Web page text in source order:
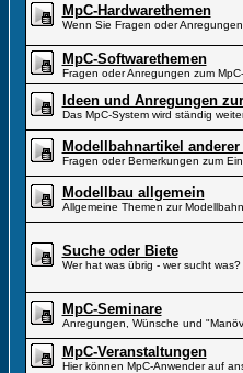
MpC-Hardwarethemen
Wenn Sie Fragen oder
MpC-Softwarethemen
Fragen oder Anregungen zum
Ideen und Anregungen
Das MpC-System wird ständig
Modellbahnartikel
Fragen oder Bemerkungen zum
Modellbau allgemein
Allgemeine Themen zur
Suche oder Biete
Wer hat was übrig - wer sucht was?
MpC-Seminare
Anregungen, Wünsche und
MpC-Veranstaltungen
Hier können MpC-Anwender auf